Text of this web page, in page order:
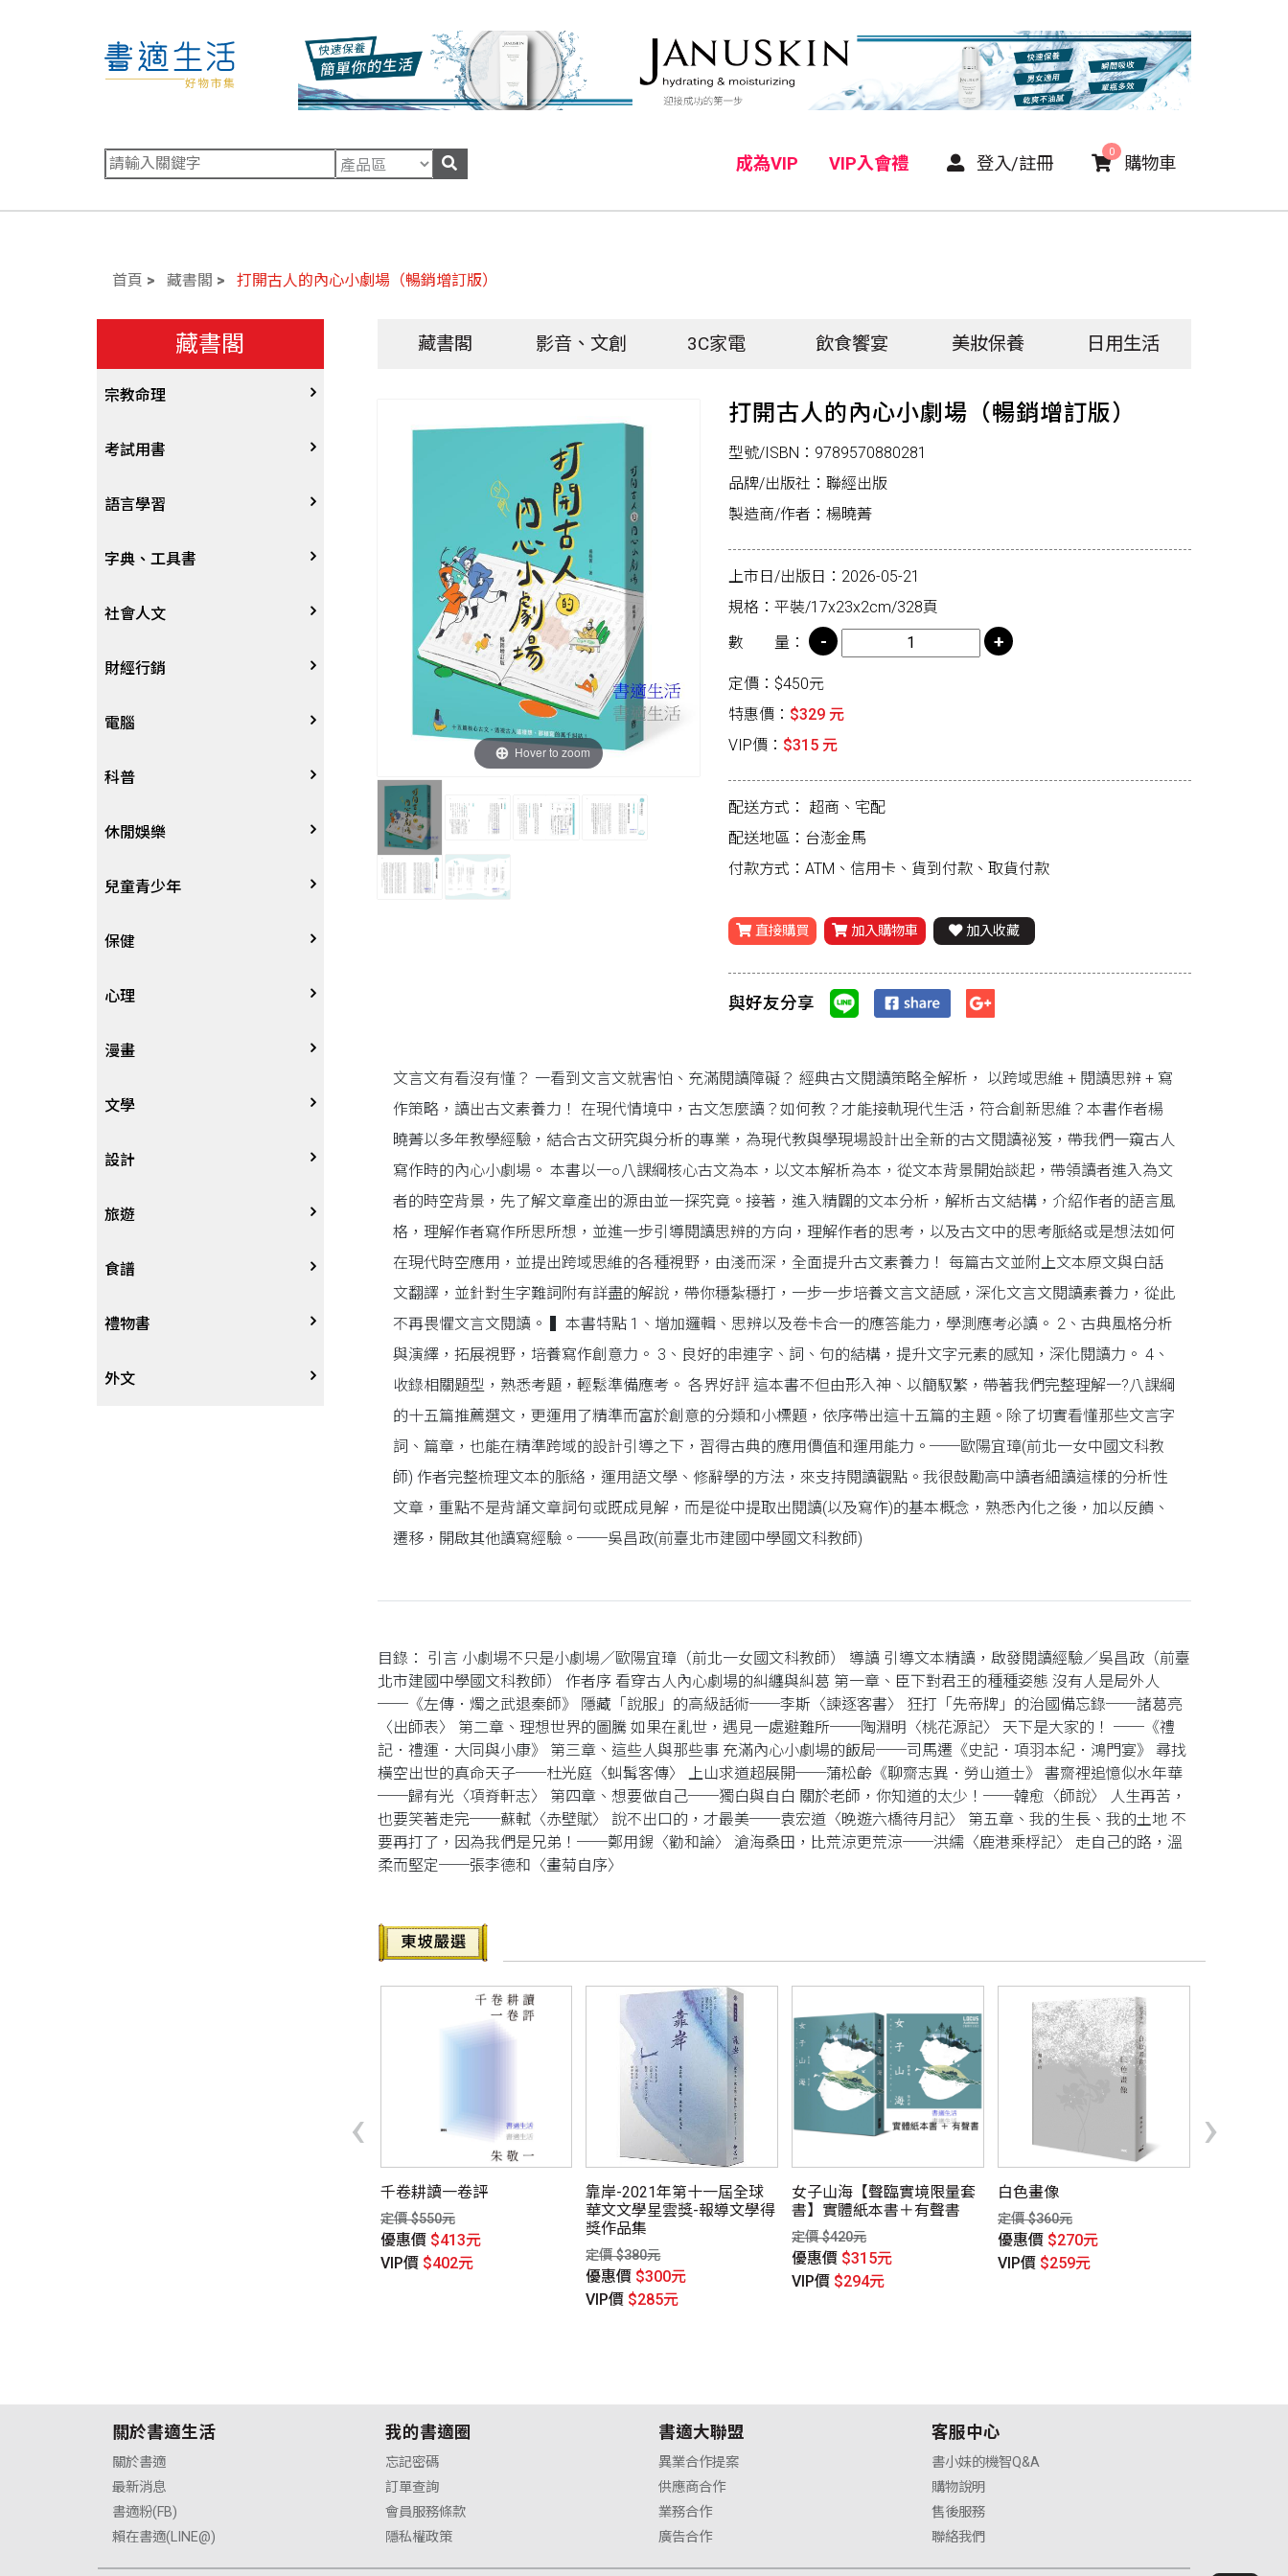
成為VIP VIP入會禮 登入/註冊 購物車
0
首頁 藏書閣 打開古人的內心小劇場（暢銷增訂版）
藏書閣
宗教命理
宗教
星象星座命理
考試用書
四技二專大學
國考、檢定
留學考試
學習法/考試方法
國中小參考書
語言學習
英語/美語
日語
韓語
歐語
東南亞語
閩南語/台語
其他語言
中文
字典、工具書
字辭典
百科、圖鑑
地圖集
其他工具書
社會人文
社會學、人文思想
法律
政治
軍事
哲學
歷史地理
歷史人物傳記
兩岸國際
財經行銷
行銷廣告
談判溝通
電子商務&趨勢
生涯規劃
經營管理、成功學
商學、經濟學
投資理財
人物傳記
職場工作術
電腦
軟體
硬體
技能檢定
電玩攻略
其他
科普
大自然動植物
天文地理
物理化學
科普
數學
航空
休閒娛樂
體育運動
音樂、樂譜
繪畫/書法
攝影
電影
棋藝桌遊
寵物
時尚、瘦身、芳療
戲劇、舞蹈
動腦解謎
兒童青少年
0~3歲
4~8歲
8~12歲
12~18歲
遊戲書
英語書
教育教養
保健
家庭、親子
疾病養生
醫療人文
心理
心理學
勵志成長
人際關係
生老病死
漫畫
漫畫
圖文繪本
限制級漫畫
文學
中文文學
中文詩詞
武俠小說
奇幻恐佈小說
推理小說
設計
藝術設計
居家佈置
建築工藝
園藝
旅遊
台灣
中港澳
日韓
食譜
中式
西式
禮物書
外文
藏書閣 影音、文創 3C家電 飲食饗宴 美妝保養 日用生活
Hover to zoom
打開古人的內心小劇場（暢銷增訂版）
型號/ISBN：9789570880281
品牌/出版社：聯經出版
製造商/作者：楊曉菁
上市日/出版日：2026-05-21
規格：平裝/17x23x2cm/328頁
數 量：
定價：$450元
特惠價： $329 元
VIP價： $315 元
配送方式： 超商、宅配
配送地區：台澎金馬
付款方式：ATM、信用卡、貨到付款、取貨付款
直接購買 加入購物車 加入收藏
與好友分享
文言文有看沒有懂？ 一看到文言文就害怕、充滿閱讀障礙？ 經典古文閱讀策略全解析， 以跨域思維 + 閱讀思辨 + 寫
作策略，讀出古文素養力！ 在現代情境中，古文怎麼讀？如何教？才能接軌現代生活，符合創新思維？本書作者楊
曉菁以多年教學經驗，結合古文研究與分析的專業，為現代教與學現場設計出全新的古文閱讀祕笈，帶我們一窺古人
寫作時的內心小劇場。 本書以一○八課綱核心古文為本，以文本解析為本，從文本背景開始談起，帶領讀者進入為文
者的時空背景，先了解文章產出的源由並一探究竟。接著，進入精闢的文本分析，解析古文結構，介紹作者的語言風
格，理解作者寫作所思所想，並進一步引導閱讀思辨的方向，理解作者的思考，以及古文中的思考脈絡或是想法如何
在現代時空應用，並提出跨域思維的各種視野，由淺而深，全面提升古文素養力！ 每篇古文並附上文本原文與白話
文翻譯，並針對生字難詞附有詳盡的解說，帶你穩紮穩打，一步一步培養文言文語感，深化文言文閱讀素養力，從此
不再畏懼文言文閱讀。 ▍本書特點 1、增加邏輯、思辨以及卷卡合一的應答能力，學測應考必讀。 2、古典風格分析
與演繹，拓展視野，培養寫作創意力。 3、良好的串連字、詞、句的結構，提升文字元素的感知，深化閱讀力。 4、
收錄相關題型，熟悉考題，輕鬆準備應考。 各界好評 這本書不但由形入神、以簡馭繁，帶著我們完整理解一?八課綱
的十五篇推薦選文，更運用了精準而富於創意的分類和小標題，依序帶出這十五篇的主題。除了切實看懂那些文言字
詞、篇章，也能在精準跨域的設計引導之下，習得古典的應用價值和運用能力。──歐陽宜璋(前北一女中國文科教
師) 作者完整梳理文本的脈絡，運用語文學、修辭學的方法，來支持閱讀觀點。我很鼓勵高中讀者細讀這樣的分析性
文章，重點不是背誦文章詞句或既成見解，而是從中提取出閱讀(以及寫作)的基本概念，熟悉內化之後，加以反饋、
遷移，開啟其他讀寫經驗。──吳昌政(前臺北市建國中學國文科教師)
目錄： 引言 小劇場不只是小劇場／歐陽宜璋（前北一女國文科教師） 導讀 引導文本精讀，啟發閱讀經驗／吳昌政（前臺
北市建國中學國文科教師） 作者序 看穿古人內心劇場的糾纏與糾葛 第一章、臣下對君王的種種姿態 沒有人是局外人
──《左傳．燭之武退秦師》 隱藏「說服」的高級話術──李斯〈諫逐客書〉 狂打「先帝牌」的治國備忘錄──諸葛亮
〈出師表〉 第二章、理想世界的圖騰 如果在亂世，遇見一處避難所──陶淵明〈桃花源記〉 天下是大家的！ ──《禮
記．禮運．大同與小康》 第三章、這些人與那些事 充滿內心小劇場的飯局──司馬遷《史記．項羽本紀．鴻門宴》 尋找
橫空出世的真命天子──杜光庭〈虯髯客傳〉 上山求道超展開──蒲松齡《聊齋志異．勞山道士》 書齋裡追憶似水年華
──歸有光〈項脊軒志〉 第四章、想要做自己──獨白與自白 關於老師，你知道的太少！──韓愈〈師說〉 人生再苦，
也要笑著走完──蘇軾〈赤壁賦〉 說不出口的，才最美──袁宏道〈晚遊六橋待月記〉 第五章、我的生長、我的土地 不
要再打了，因為我們是兄弟！──鄭用錫〈勸和論〉 滄海桑田，比荒涼更荒涼──洪繻〈鹿港乘桴記〉 走自己的路，溫
柔而堅定──張李德和〈畫菊自序〉
千卷耕讀一卷評
定價 $550元
優惠價 $413元
VIP價 $402元
靠岸-2021年第十一屆全球
華文文學星雲獎-報導文學得
獎作品集
定價 $380元
優惠價 $300元
VIP價 $285元
女子山海【聲臨實境限量套
書】實體紙本書＋有聲書
定價 $420元
優惠價 $315元
VIP價 $294元
白色畫像
定價 $360元
優惠價 $270元
VIP價 $259元
‹ ›
關於書適生活
關於書適
最新消息
書適粉(FB)
賴在書適(LINE@)
我的書適圈
忘記密碼
訂單查詢
會員服務條款
隱私權政策
書適大聯盟
異業合作提案
供應商合作
業務合作
廣告合作
客服中心
書小妹的機智Q&A
購物說明
售後服務
聯絡我們